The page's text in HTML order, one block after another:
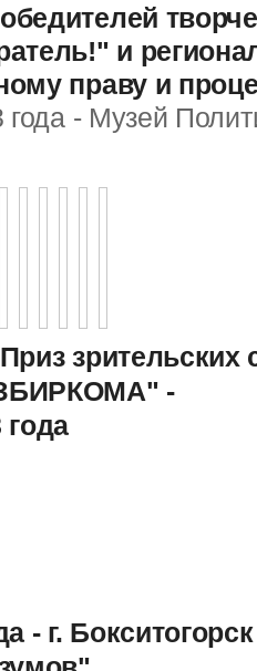
и
праву и
- Музей
зрительских
-
года
- г.